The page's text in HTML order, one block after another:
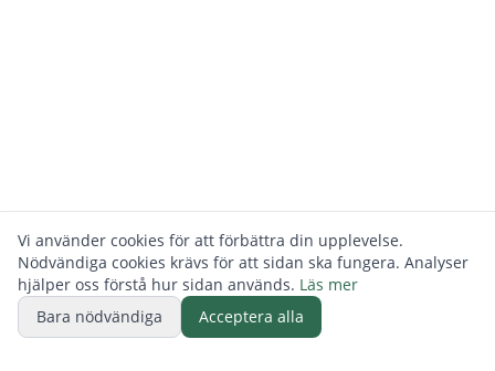
Vi använder cookies för att förbättra din upplevelse.
Nödvändiga cookies krävs för att sidan ska fungera. Analyser
hjälper oss förstå hur sidan används. Läs mer
Bara nödvändiga
Acceptera alla